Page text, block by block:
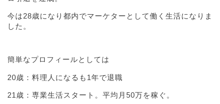
今は28歳になり都内でマーケターとして働く生活になりま
した。
簡単なプロフィールとしては
20歳：料理人になるも1年で退職
21歳：専業生活スタート。平均月50万を稼ぐ。